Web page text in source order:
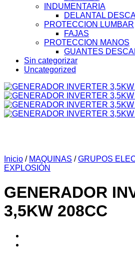
INDUMENTARIA
DELANTAL
PROTECCION LUMBAR
FAJAS
PROTECCION MANOS
GUANTES
Sin categorizar
Uncategorized
Inicio / MAQUINAS / GRUPOS
EXPLOSIÓN
GENERADOR
3,5KW 208CC